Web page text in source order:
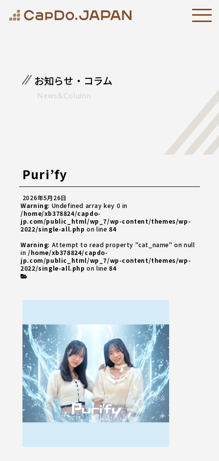
お知らせ・コラム
News&Column
Puri’fy
2026年5月26日
Warning: Undefined array key 0 in
/home/xb378824/capdo-
jp.com/public_html/wp_7/wp-content/themes/wp-
2022/single-all.php on line84
Warning: Attempt to read property "cat_name" on null
in/home/xb378824/capdo-
jp.com/public_html/wp_7/wp-content/themes/wp-
2022/single-all.php on line84